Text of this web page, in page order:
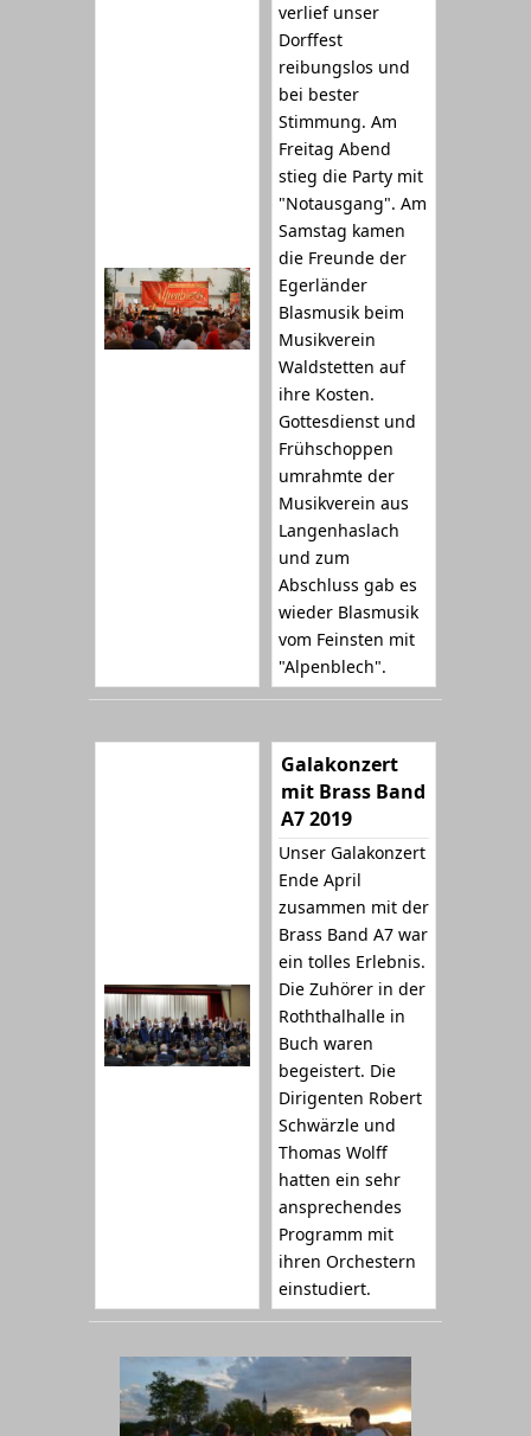
verlief unser
Dorffest
reibungslos und
bei bester
Stimmung. Am
Freitag Abend
stieg die Party mit
"Notausgang". Am
Samstag kamen
die Freunde der
Egerländer
Blasmusik beim
Musikverein
Waldstetten auf
ihre Kosten.
Gottesdienst und
Frühschoppen
umrahmte der
Musikverein aus
Langenhaslach
und zum
Abschluss gab es
wieder Blasmusik
vom Feinsten mit
"Alpenblech".
Galakonzert
mit Brass Band
A7 2019
Unser Galakonzert
Ende April
zusammen mit der
Brass Band A7 war
ein tolles Erlebnis.
Die Zuhörer in der
Roththalhalle in
Buch waren
begeistert. Die
Dirigenten Robert
Schwärzle und
Thomas Wolff
hatten ein sehr
ansprechendes
Programm mit
ihren Orchestern
einstudiert.